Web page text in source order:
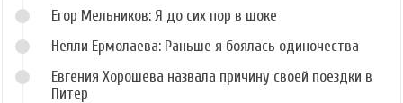
Егор Мельников: Я до сих пор в шоке
Нелли Ермолаева: Раньше я боялась одиночества
Евгения Хорошева назвала причину своей поездки в
Питер